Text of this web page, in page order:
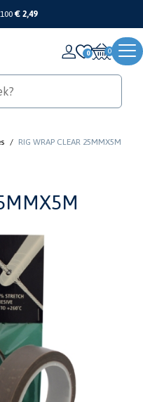
€ 2,49
0
/ RIG WRAP CLEAR 25MMX5M